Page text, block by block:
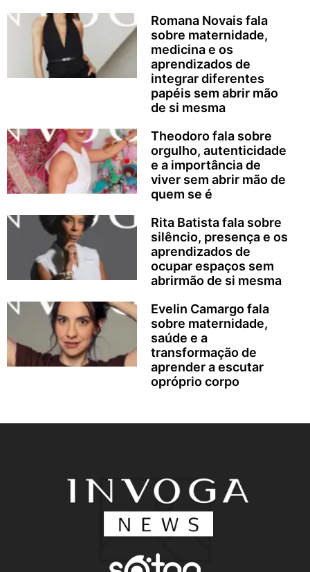
Romana Novais fala
sobre maternidade,
medicina e os
aprendizados de
integrar diferentes
papéis sem abrir mão
de si mesma
Theodoro fala sobre
orgulho, autenticidade
e a importância de
viver sem abrir mão de
quem se é
Rita Batista fala sobre
silêncio, presença e os
aprendizados de
ocupar espaços sem
abrirmão de si mesma
Evelin Camargo fala
sobre maternidade,
saúde e a
transformação de
aprender a escutar
opróprio corpo